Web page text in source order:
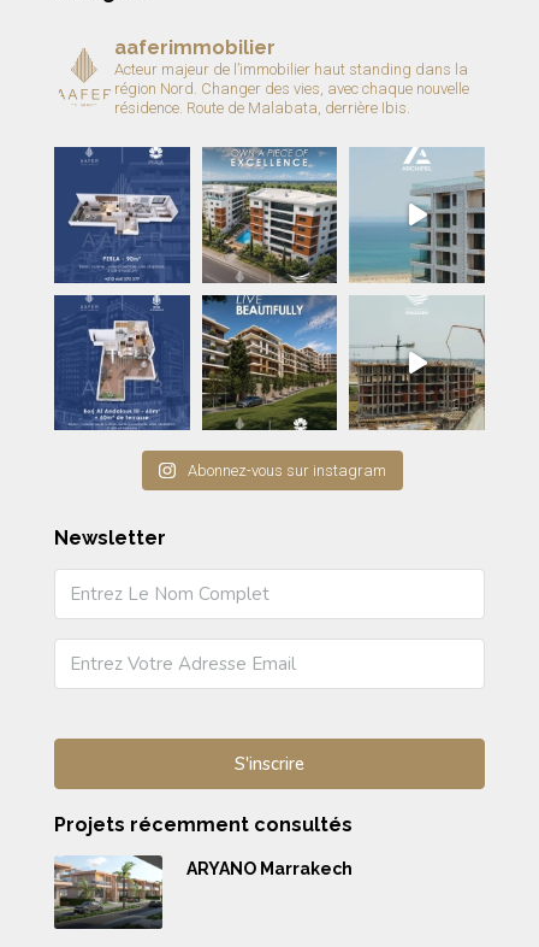
aaferimmobilier
Acteur majeur de l’immobilier haut standing dans la
région Nord. Changer des vies, avec chaque nouvelle
résidence. Route de Malabata, derrière Ibis.
Abonnez-vous sur instagram
Newsletter
Projets récemment consultés
ARYANO Marrakech